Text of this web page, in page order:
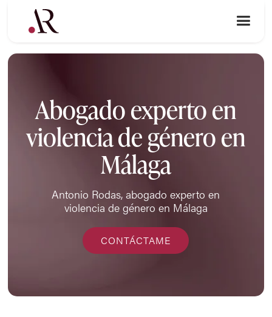
Abogado experto en
violencia de género en
Málaga
Antonio Rodas, abogado experto en
violencia de género en Málaga
CONTÁCTAME